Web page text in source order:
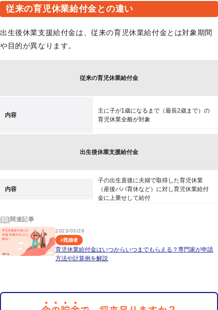
従来の育児休業給付金との違い
出生後休業支援給付金は、従来の育児休業給付金とは対象期間
や目的が異なります。
従来の育児休業給付金
内容
主に子が1歳になるまで（最長2歳まで）の
育児休業全般が対象
出生後休業支援給付金
内容
子の出生直後に夫婦で取得した育児休業
（産後パパ育休など）に対し育児休業給付
金に上乗せして給付
関連記事
2023/03/29
#既婚者
育児休業給付金はいつからいつまでもらえる？専門家が申請
方法や計算例を解説